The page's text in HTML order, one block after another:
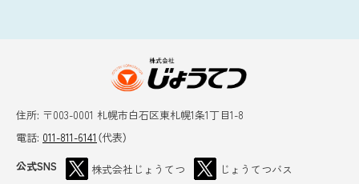
株式会社じょうて
住所: 〒003-0001 札幌市白石区東札幌1条1丁目1-8
電話: 011-811-6141 （代表）
公式SNS
株式会社じょうてつ
じょうてつバス